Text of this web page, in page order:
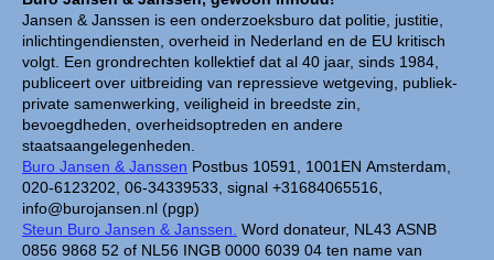
Jansen & Janssen is een onderzoeksburo dat politie, justitie,
inlichtingendiensten, overheid in Nederland en de EU kritisch
volgt. Een grondrechten kollektief dat al 40 jaar, sinds 1984,
publiceert over uitbreiding van repressieve wetgeving, publiek-
private samenwerking, veiligheid in breedste zin,
bevoegdheden, overheidsoptreden en andere
staatsaangelegenheden.
Buro Jansen & Janssen Postbus 10591, 1001EN Amsterdam,
020-6123202, 06-34339533, signal +31684065516,
info@burojansen.nl (pgp)
Steun Buro Jansen & Janssen. Word donateur, NL43 ASNB
0856 9868 52 of NL56 INGB 0000 6039 04 ten name van